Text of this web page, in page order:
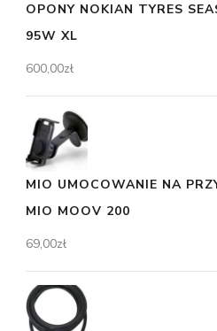
OPONY NOKIAN TYRES
95W XL
600,00zł
MIO UMOCOWANIE NA
MIO MOOV 200
69,00zł